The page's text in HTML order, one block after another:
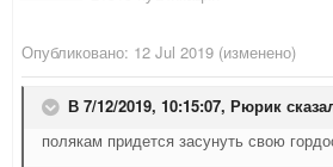
Опубликовано: 12 Jul 2019 (изменено)
В 7/12/2019, 10:15:07, Рюрик
полякам придется засунуть свою